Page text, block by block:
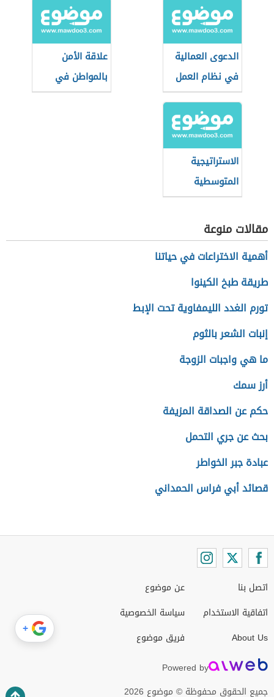
الأمن
الدعوى العمالية
في نظام العمل
السعودي
علاقة الأمن
بالمواطن في
بعدها الاجتماعي
الاستراتيجية
المتوسطية
للتنمية
المستدامة
مقالات منوعة
أهمية الاختراعات في حياتنا
طريقة طبخ الكينوا
تورم الغدد الليمفاوية تحت الإبط
إنبات الشعر بالثوم
ما هي واجبات الزوجة
أرز سمك
حكم عن الصداقة المزيفة
بحث عن جري التحمل
عبادة جبر الخواطر
قصائد أبي فراس الحمداني
اتصل بنا
اتفاقية الاستخدام
About Us
عن موضوع
سياسة الخصوصية
فريق موضوع
Powered by
جميع الحقوق محفوظة © موضوع 2026
+